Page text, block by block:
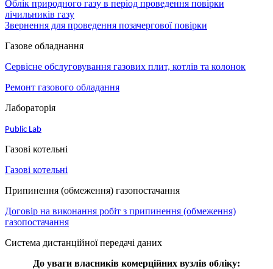
Облік природного газу в період проведення повірки
лічильників газу
Звернення для проведення позачергової повірки
Газове обладнання
Сервісне обслуговування газових плит, котлів та колонок
Ремонт газового обладання
Лабораторія
Public Lab
Газові котельні
Газові котельні
Припинення (обмеження) газопостачання
Договір на виконання робіт з припинення (обмеження)
газопостачання
Система дистанційної передачі даних
До уваги власників комерційних вузлів обліку: